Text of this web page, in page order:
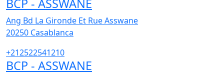
BCP - ASSWANE
Ang Bd La Gironde Et Rue Asswane
20250 Casablanca
+212522541210
BCP - ASSWANE